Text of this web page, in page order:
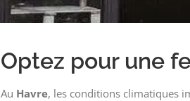
Optez pour une
Au Havre, les conditions climatiques